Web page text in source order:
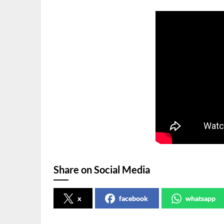
Share on Social Media
x facebook whatsapp